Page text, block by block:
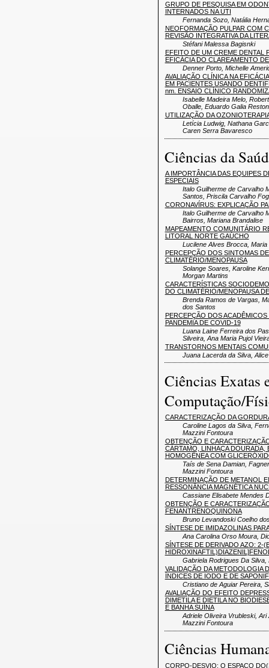
GRUPO DE PESQUISA EM
INTERNADOS NA UTI
Fernanda Sozo, Natália
NEOFORMAÇÃO PULPAR COM
REVISÃO INTEGRATIVA DA
Stéfani Malessa Bagisnki
EFEITO DE UM CREME DENTAL
EFICÁCIA DO CLAREAMENTO
Denner Porto, Michelle
AVALIAÇÃO CLÍNICA NA
EM PACIENTES USANDO
nm. ENSAIO CLÍNICO
Isabelle Madeira Melo,
Oballe, Eduardo Galia Reston
UTILIZAÇÃO DA
Letícia Ludwig, Nathana
Caren Serra Bavaresco
Ciências da
A IMPORTÂNCIA DAS EQUIPES
ESPECIAIS
Italo Guilherme de Carvalho
Santos, Priscila Carvalho
CORONAVÍRUS: EXPLICAÇÃO
Italo Guilherme de Carvalho
Bairros, Mariana Brandalise
MAPEAMENTO COMUNITÁRIO
LITORAL NORTE GAÚCHO
Lucilene Alves Brocca,
PERCEPÇÃO DOS SINTOMAS
CLIMATÉRIO/MENOPAUSA
Solange Soares, Karoline
Morgan Martins
CARACTERÍSTICAS
DO CLIMATÉRIO/MENOPAUSA
Brenda Ramos de Vargas,
dos Santos
PERCEPÇÃO DOS
PANDEMIA DE COVID-19
Luana Laine Ferreira dos
Silveira, Ana Maria Pujol
TRANSTORNOS MENTAIS
Juana Lacerda da Silva,
Ciências Exatas
Computação/
CARACTERIZAÇÃO DA
Caroline Lagos da Silva,
Mazzini Fontoura
OBTENÇÃO E
CÁRTAMO, LINHAÇA DOURADA,
HOMOGÊNEA COM
Taís de Sena Damian,
Mazzini Fontoura
DETERMINAÇÃO DE METANOL
RESSONÂNCIA MAGNÉTICA
Cassiane Elisabete Mendes
OBTENÇÃO E
FENANTRENOQUINONA
Bruno Levandoski Coelho
SÍNTESE DE IMIDAZOLINAS
Ana Carolina Orso Moura,
SÍNTESE DE DERIVADO AZO: 2-
Gabriela Rodrigues Da Silva,
VALIDAÇÃO DA METODOLOGIA
ÍNDICES DE IODO E DE
Cristiano de Aguiar Pereira,
AVALIAÇÃO DO EFEITO
DIMETILA E DIETILA NO
E BANHA SUÍNA
Adriele Oliveira Vrubleski,
Mazzini Fontoura
Ciências
CORPO-DESVIO: O ESPAÇO